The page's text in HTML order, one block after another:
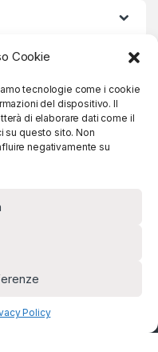
Cookie
tecnologie come i cookie
del dispositivo. Il
di elaborare dati come il
su questo sito. Non
negativamente su
Policy
Iscriviti